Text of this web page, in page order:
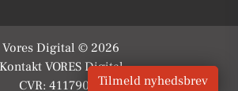
Vores Digital © 2026
Kontakt VORES Digital
CVR: 41179082Tilmeld nyhedsbrev